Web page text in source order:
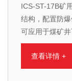
ICS-ST-17B矿
结构，配置防
可应用于煤矿井
查看详情 +